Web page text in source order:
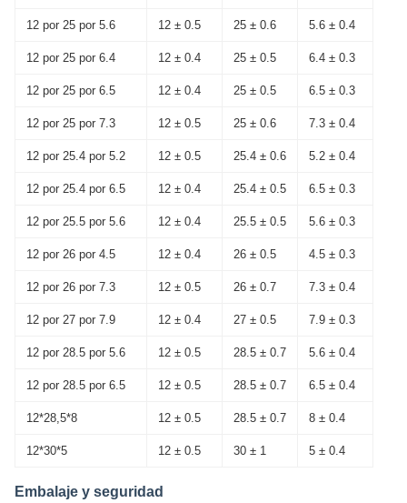
12 por 25 por 5.6 12 ± 0.5 25 ± 0.6 5.6 ± 0.4
12 por 25 por 6.4 12 ± 0.4 25 ± 0.5 6.4 ± 0.3
12 por 25 por 6.5 12 ± 0.4 25 ± 0.5 6.5 ± 0.3
12 por 25 por 7.3 12 ± 0.5 25 ± 0.6 7.3 ± 0.4
12 por 25.4 por 5.2 12 ± 0.5 25.4 ± 0.6 5.2 ± 0.4
12 por 25.4 por 6.5 12 ± 0.4 25.4 ± 0.5 6.5 ± 0.3
12 por 25.5 por 5.6 12 ± 0.4 25.5 ± 0.5 5.6 ± 0.3
12 por 26 por 4.5 12 ± 0.4 26 ± 0.5 4.5 ± 0.3
12 por 26 por 7.3 12 ± 0.5 26 ± 0.7 7.3 ± 0.4
12 por 27 por 7.9 12 ± 0.4 27 ± 0.5 7.9 ± 0.3
12 por 28.5 por 5.6 12 ± 0.5 28.5 ± 0.7 5.6 ± 0.4
12 por 28.5 por 6.5 12 ± 0.5 28.5 ± 0.7 6.5 ± 0.4
12*28,5*8 12 ± 0.5 28.5 ± 0.7 8 ± 0.4
12*30*5 12 ± 0.5 30 ± 1 5 ± 0.4
Embalaje y seguridad